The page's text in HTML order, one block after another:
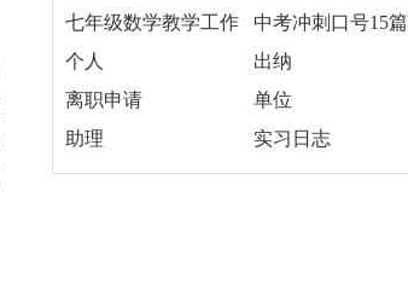
划汇总六篇
划模板汇编八篇
七年级数学教学工作
总结
中考冲刺口号15篇
个人
出纳
离职申请
单位
助理
实习日志